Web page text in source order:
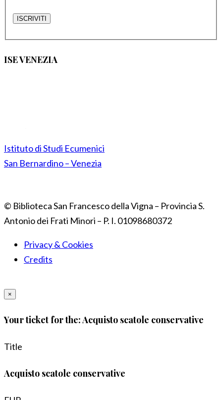
ISE VENEZIA
Istituto di Studi Ecumenici
San Bernardino – Venezia
© Biblioteca San Francesco della Vigna – Provincia S.
Antonio dei Frati Minori – P. I. 01098680372
Privacy & Cookies
Credits
×
Your ticket for the: Acquisto scatole conservative
Title
Acquisto scatole conservative